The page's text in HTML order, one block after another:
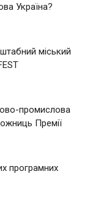
Україна?
міський
промислова
Премії
програмних